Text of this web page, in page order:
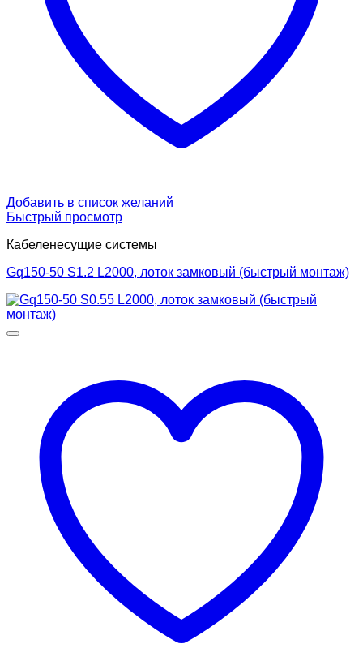
Добавить в список желаний
Быстрый просмотр
Кабеленесущие системы
Gq150-50 S1.2 L2000, лоток замковый (быстрый монтаж)